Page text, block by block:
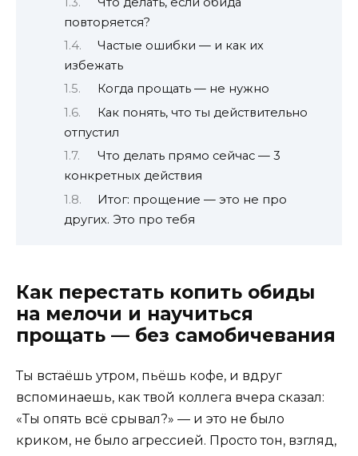
повторяется?
Частые ошибки — и как их
избежать
Когда прощать — не нужно
Как понять, что ты действительно
отпустил
Что делать прямо сейчас — 3
конкретных действия
Итог: прощение — это не про
других. Это про тебя
Как перестать копить обиды
на мелочи и научиться
прощать — без самобичевания
Ты встаёшь утром, пьёшь кофе, и вдруг
вспоминаешь, как твой коллега вчера сказал:
«Ты опять всё срывал?» — и это не было
криком, не было агрессией. Просто тон, взгляд,